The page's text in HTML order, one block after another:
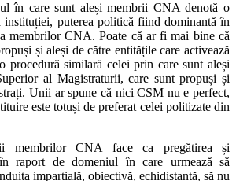
în care sunt aleși membrii CNA denotă o
instituției, puterea politică fiind dominantă în
membrilor CNA. Poate că ar fi mai bine că
și aleși de către entitățile care activează
procedură similară celei prin care sunt aleși
al Magistraturii, care sunt propuși și
Unii ar spune că nici CSM nu e perfect,
este totuși de preferat celei politizate din
membrilor CNA face ca pregătirea și
în raport de domeniul în care urmează să
imparțială, obiectivă, echidistantă, să nu